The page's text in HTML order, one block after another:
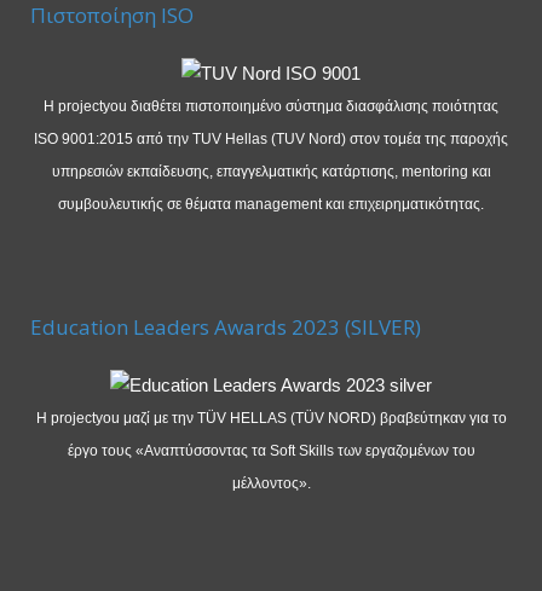
Πιστοποίηση ISO
Η projectyou διαθέτει πιστοποιημένο σύστημα διασφάλισης ποιότητας
ISO 9001:2015 από την TUV Hellas (TUV Nord) στον τομέα της παροχής
υπηρεσιών εκπαίδευσης, επαγγελματικής κατάρτισης, mentoring και
συμβουλευτικής σε θέματα management και επιχειρηματικότητας.
Education Leaders Awards 2023 (SILVER)
Η projectyou μαζί με την TÜV HELLAS (TÜV NORD) βραβεύτηκαν για το
έργο τους «Αναπτύσσοντας τα Soft Skills των εργαζομένων του
μέλλοντος».